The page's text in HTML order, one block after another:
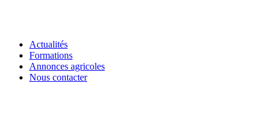
Actualités
Formations
Annonces agricoles
Nous contacter